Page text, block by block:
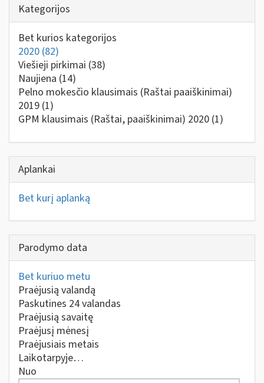
Kategorijos
Bet kurios kategorijos
2020 (82)
Viešieji pirkimai (38)
Naujiena (14)
Pelno mokesčio klausimais (Raštai paaiškinimai)
2019 (1)
GPM klausimais (Raštai, paaiškinimai) 2020 (1)
Aplankai
Bet kurį aplanką
Parodymo data
Bet kuriuo metu
Praėjusią valandą
Paskutines 24 valandas
Praėjusią savaitę
Praėjusį mėnesį
Praėjusiais metais
Laikotarpyje…
Nuo